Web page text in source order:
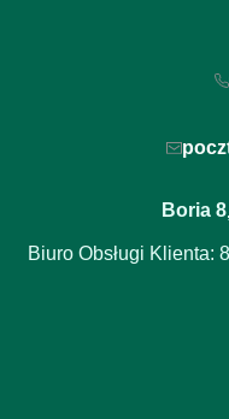
Boria 8
Biuro Obsługi Klienta: